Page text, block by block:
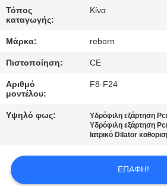
ΈΝΑ
ΑΠΌΣΠΑΣΜΑ
SITEMAP
POLICY
Τόπος
καταγωγής:
Κίνα
Μάρκα: reborn
Πιστοποίηση: CE
Αριθμό
μοντέλου:
F8-F24
Υψηλό φως: Υδρόφιλη εξάρτηση
Υδρόφιλη εξάρτηση
Ιατρικό Dilator
ΕΠΑΦΉ!